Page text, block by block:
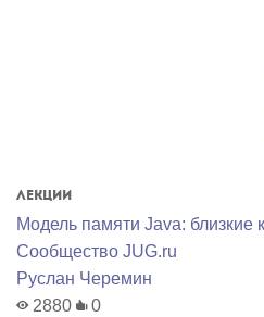
Лекции
Модель памяти Java: близкие
Сообщество JUG.ru
Руслан Черемин
2880
0